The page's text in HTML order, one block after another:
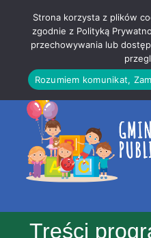
treści
strony
Treści
Strona korzysta z plików
zgodnie z Polityką
przechowywania lub
Rozumiem komunikat,